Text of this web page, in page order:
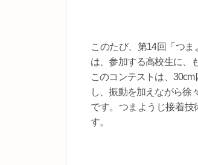
このたび、第14回「つ
は、参加する高校生に、
このコンテストは、
し、振動を加えながら徐
です。つまようじ接着技
す。